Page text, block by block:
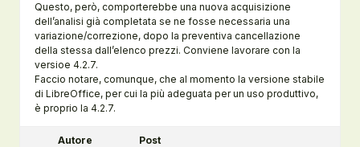
Questo, però, comporterebbe una nuova acquisizione
dell’analisi già completata se ne fosse necessaria una
variazione/correzione, dopo la preventiva cancellazione
della stessa dall’elenco prezzi. Conviene lavorare con la
versioe 4.2.7.
Faccio notare, comunque, che al momento la versione stabile
di LibreOffice, per cui la più adeguata per un uso produttivo,
è proprio la 4.2.7.
Autore Post